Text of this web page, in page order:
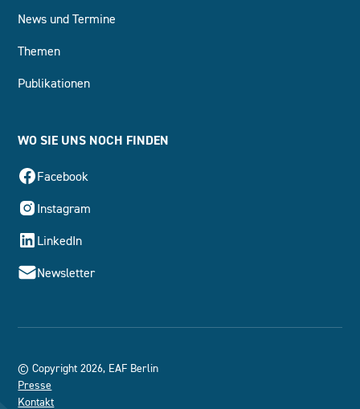
News und Termine
Themen
Publikationen
WO SIE UNS NOCH FINDEN
Facebook
Instagram
LinkedIn
Newsletter
© Copyright 2026, EAF Berlin
Presse
Kontakt